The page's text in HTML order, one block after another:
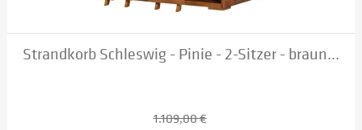
Strandkorb Schleswig - Pinie - 2-Sitzer - braun...
1.109,00 €